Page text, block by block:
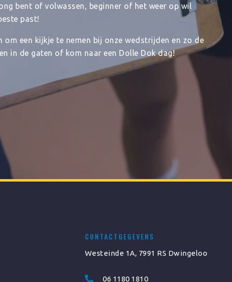
bent of volwassen, beginner of het weer op wil
past!
een kijkje te nemen bij onze wedstrijden en zo de
in de gaten of kom naar een Dolle Dok dag!
CONTACTGEGEVENS
Westeinde 1A, 7991 RS Dwingeloo
06 1180 1810